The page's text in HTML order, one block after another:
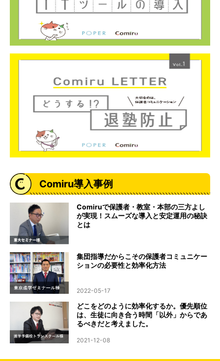
Comiru導入事例
Comiruで保護者・教室・本部の三方よし
が実現！スムーズな導入と安定運用の秘訣
とは
集団指導だからこその保護者コミュニケー
ションの必要性と効率化方法
2022-05-17
どこをどのように効率化するか。優先順位
は、生徒に向き合う時間「以外」からであ
るべきだと考えました。
2021-12-08